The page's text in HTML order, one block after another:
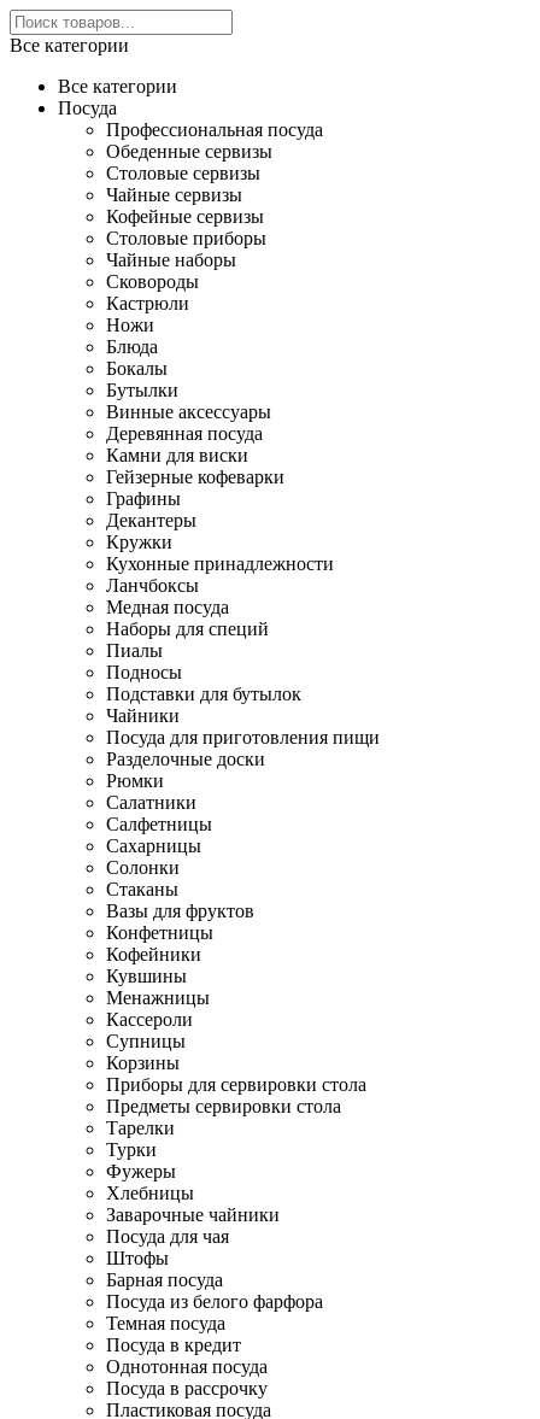
Все категории
Все категории
Посуда
Профессиональная посуда
Обеденные сервизы
Столовые сервизы
Чайные сервизы
Кофейные сервизы
Столовые приборы
Чайные наборы
Сковороды
Кастрюли
Ножи
Блюда
Бокалы
Бутылки
Винные аксессуары
Деревянная посуда
Камни для виски
Гейзерные кофеварки
Графины
Декантеры
Кружки
Кухонные принадлежности
Ланчбоксы
Медная посуда
Наборы для специй
Пиалы
Подносы
Подставки для бутылок
Чайники
Посуда для приготовления пищи
Разделочные доски
Рюмки
Салатники
Салфетницы
Сахарницы
Солонки
Стаканы
Вазы для фруктов
Конфетницы
Кофейники
Кувшины
Менажницы
Кассероли
Супницы
Корзины
Приборы для сервировки стола
Предметы сервировки стола
Тарелки
Турки
Фужеры
Хлебницы
Заварочные чайники
Посуда для чая
Штофы
Барная посуда
Посуда из белого фарфора
Темная посуда
Посуда в кредит
Однотонная посуда
Посуда в рассрочку
Пластиковая посуда